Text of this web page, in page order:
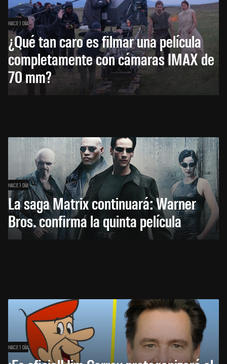
HACE 1 DÍA
¿Qué tan caro es filmar una película
completamente con cámaras IMAX de
70 mm?
HACE 1 DÍA
La saga Matrix continuará: Warner
Bros. confirma la quinta película
HACE 1 DÍA